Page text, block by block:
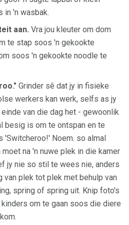
in 'n wasbak.
aan. Vra jou kleuter om dom
te stap soos 'n gekookte
soos 'n gekookte noodle te
Grinder sê dat jy in fisieke
werkers kan werk, selfs as jy
van die dag het - gewoonlik
besig is om te ontspan en te
'Switcheroo!' Noem. so almal
na 'n nuwe plek in die kamer
jy nie so stil te wees nie, anders
van plek tot plek met behulp van
spring of spring uit. Knip foto's
om te gaan soos die diere